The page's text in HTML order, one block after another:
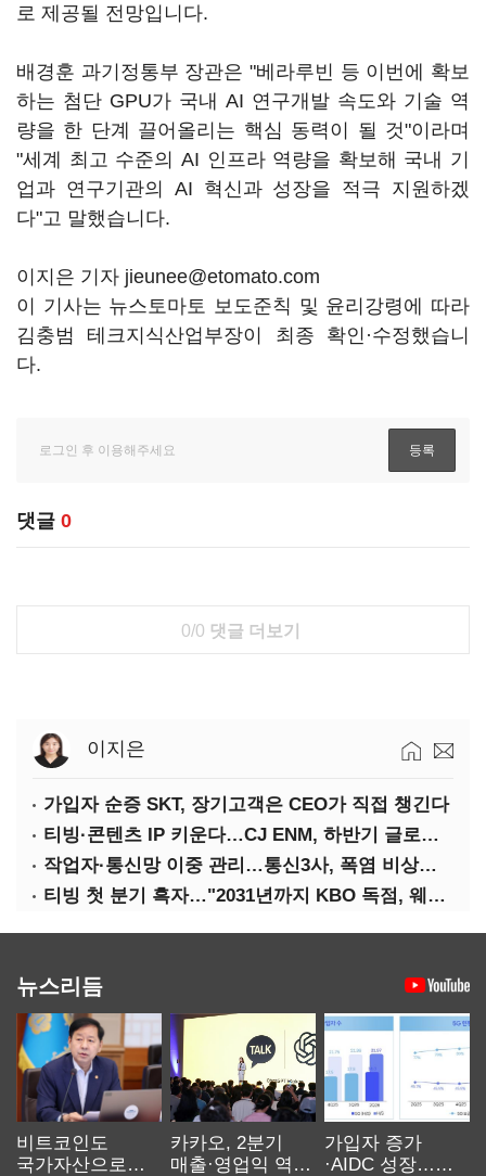
로 제공될 전망입니다.
배경훈 과기정통부 장관은 "베라루빈 등 이번에 확보
하는 첨단 GPU가 국내 AI 연구개발 속도와 기술 역
량을 한 단계 끌어올리는 핵심 동력이 될 것"이라며
"세계 최고 수준의 AI 인프라 역량을 확보해 국내 기
업과 연구기관의 AI 혁신과 성장을 적극 지원하겠
다"고 말했습니다.
이지은 기자 jieunee@etomato.com
이 기사는 뉴스토마토 보도준칙 및 윤리강령에 따라
김충범 테크지식산업부장이 최종 확인·수정했습니
다.
댓글 0
0/0 댓글 더보기
이지은
가입자 순증 SKT, 장기고객은 CEO가 직접 챙긴다
티빙·콘텐츠 IP 키운다…CJ ENM, 하반기 글로벌 확장 가속
작업자·통신망 이중 관리…통신3사, 폭염 비상대응 돌입
티빙 첫 분기 흑자…"2031년까지 KBO 독점, 웨이브 합병도 속도"
뉴스리듬
비트코인도
국가자산으로…'
카카오, 2분기
매출·영업익 역대
가입자 증가
·AIDC 성장…